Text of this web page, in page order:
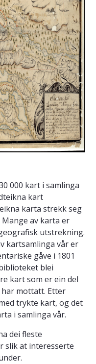
000 kart i samlinga
kart
karta strekk seg
av karta er
utstrekning.
kartsamlinga vår er
gåve i 1801
blei
kart som er ein del
mottatt. Etter
trykte kart, og det
i samlinga vår.
dei fleste
slik at interesserte